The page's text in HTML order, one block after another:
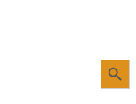
Search Button